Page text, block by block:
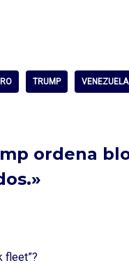
TRUMP VENEZUELA
ordena
fleet”?